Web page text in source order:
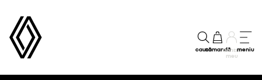
cautăcomandăContul
meu
meniu